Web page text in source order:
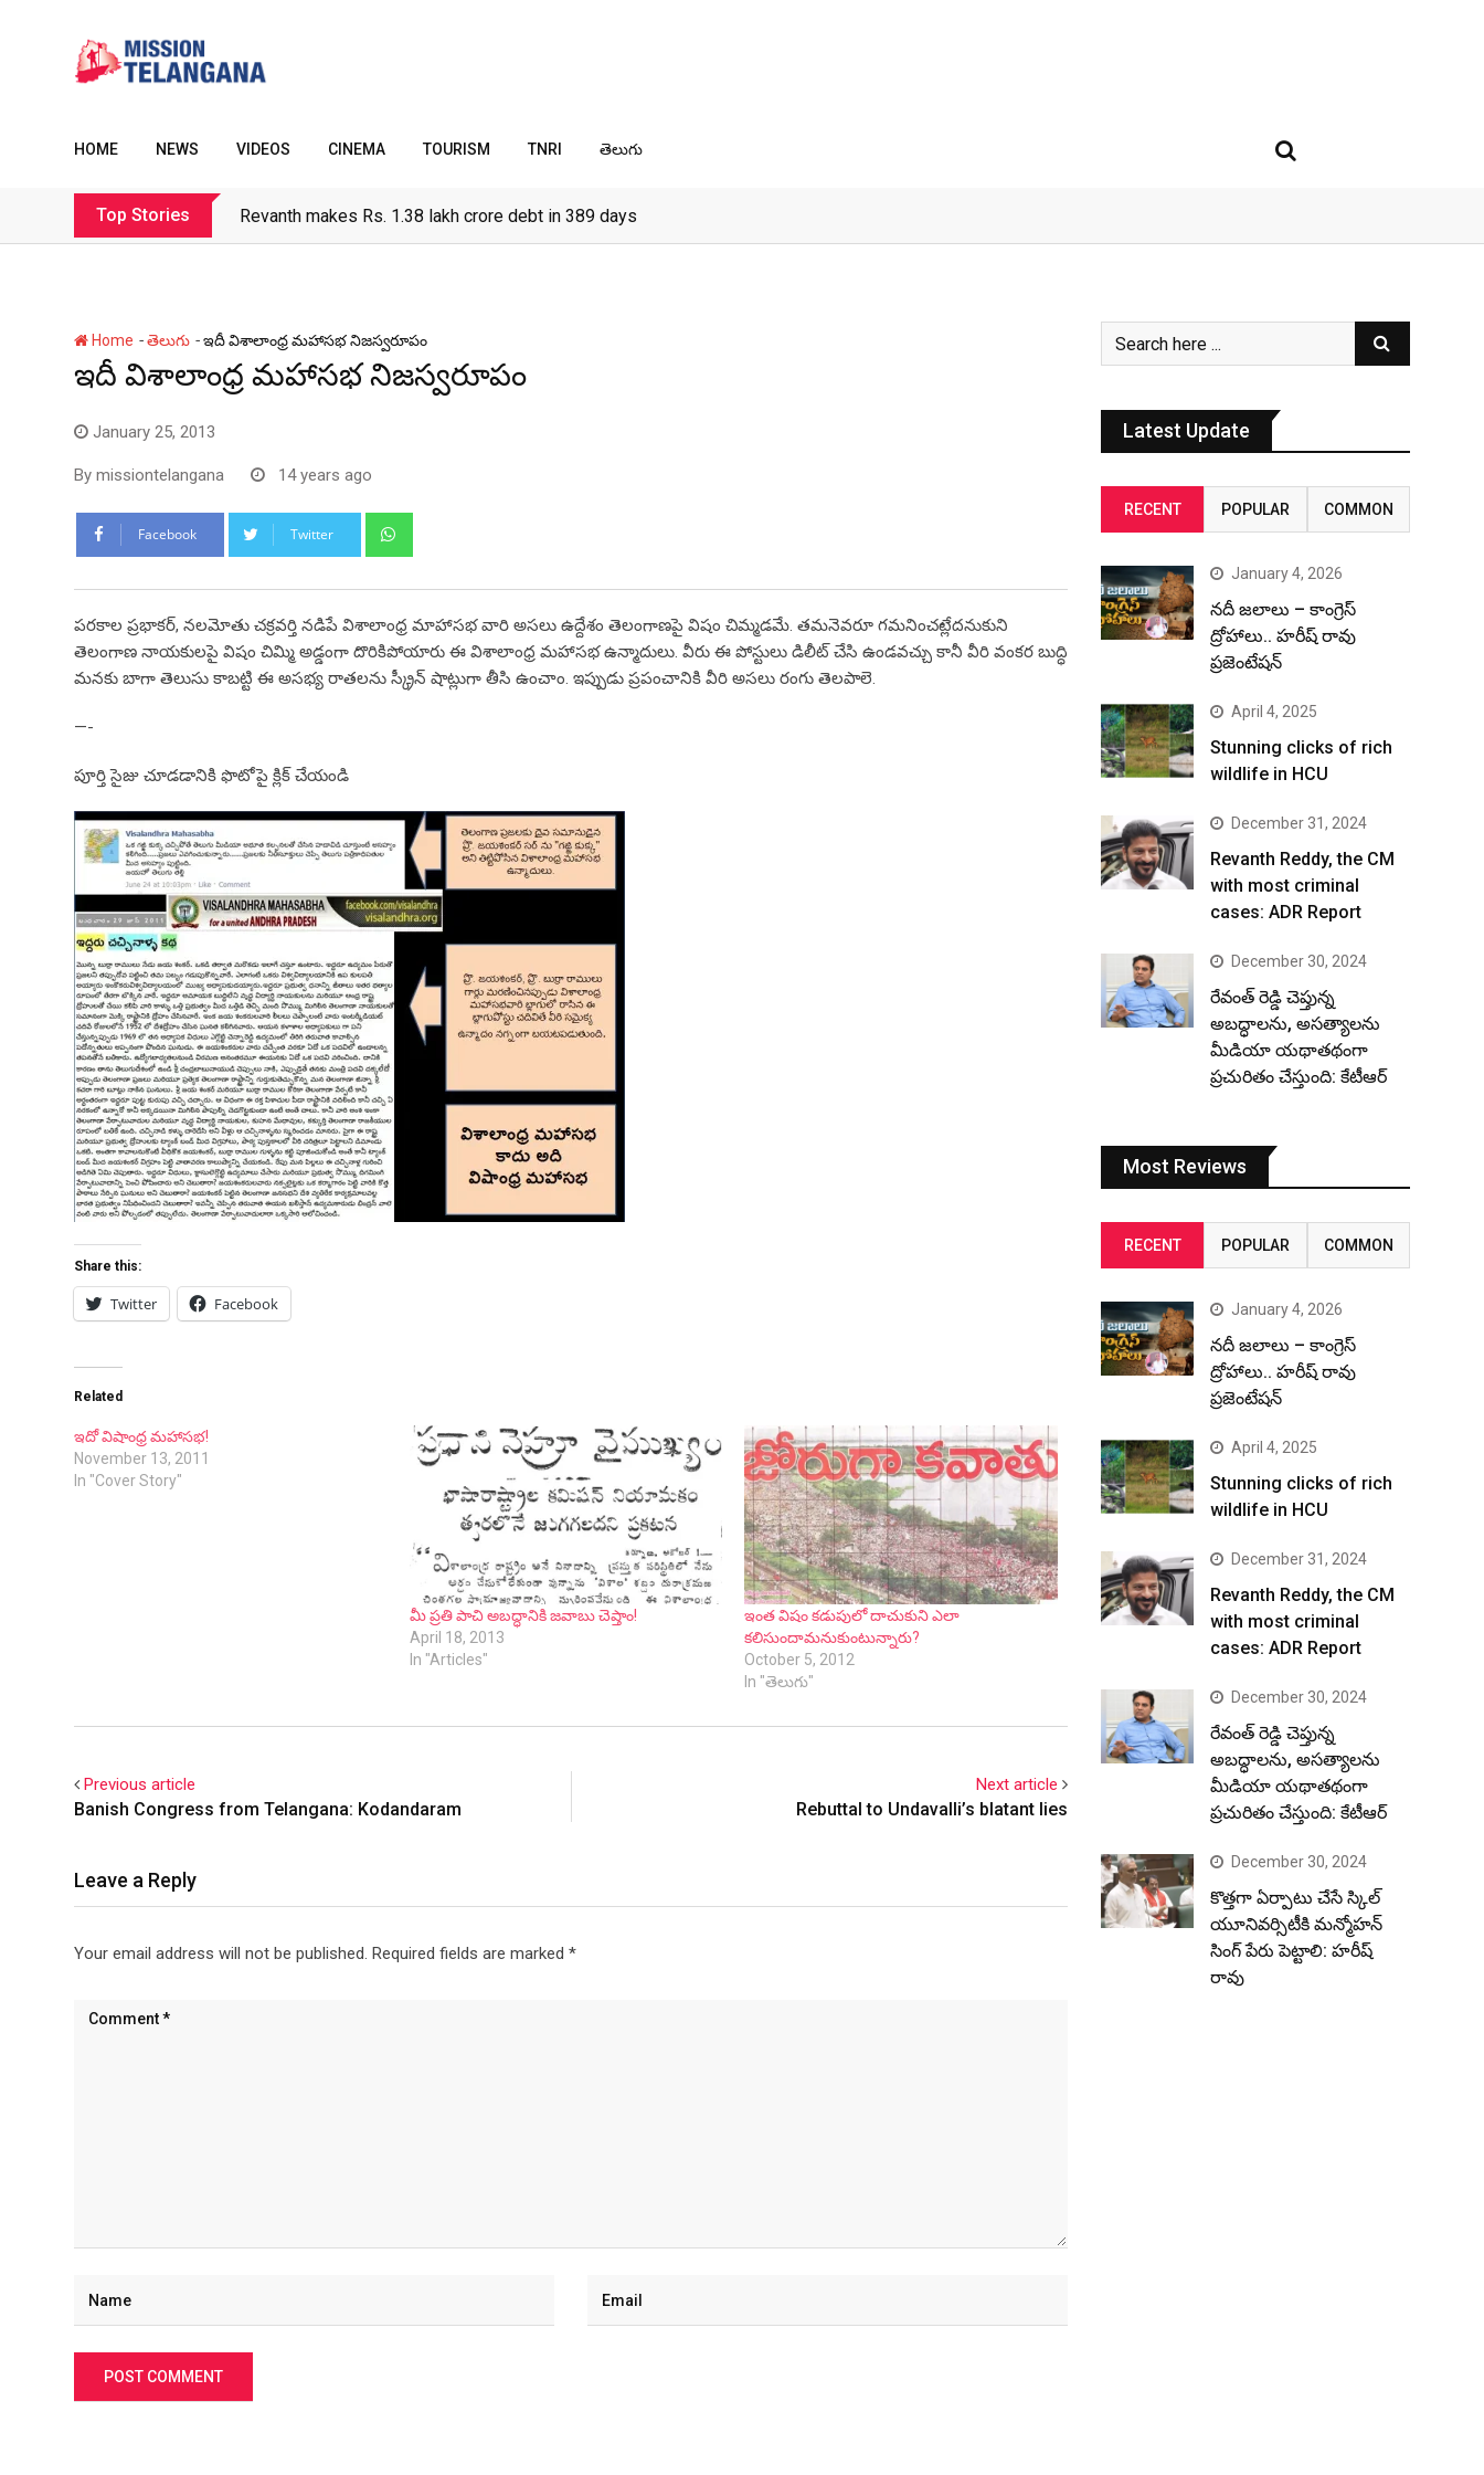
HOME NEWS VIDEOS CINEMA TOURISM TNRI తెలుగు
Top Stories Revanth makes Rs. 1.38 lakh crore debt in 389 days
Home -తెలుగు -ఇదీ విశాలాంధ్ర మహాసభ నిజస్వరూపం
ఇదీ విశాలాంధ్ర మహాసభ నిజస్వరూపం
January 25, 2013
By missiontelangana 14 years ago
Facebook Twitter
పరకాల ప్రభాకర్, నలమోతు చక్రవర్తి నడిపే విశాలాంధ్ర మాహాసభ వారి అసలు ఉద్దేశం తెలంగాణపై విషం చిమ్మడమే. తమనెవరూ గమనించట్లేదనుకుని
తెలంగాణ నాయకులపై విషం చిమ్మి అడ్డంగా దొరికిపోయారు ఈ విశాలాంధ్ర మహాసభ ఉన్మాదులు. వీరు ఈ పోస్టులు డిలీట్ చేసి ఉండవచ్చు కానీ వీరి వంకర బుద్ధి
మనకు బాగా తెలుసు కాబట్టి ఈ అసభ్య రాతలను స్క్రీన్ షాట్లుగా తీసి ఉంచాం. ఇప్పుడు ప్రపంచానికి వీరి అసలు రంగు తెలపాలె.
—-
పూర్తి సైజు చూడడానికి ఫొటోపై క్లిక్ చేయండి
Share this:
Twitter Facebook
Related
ఇదో విషాంధ్ర మహాసభ!
November 13, 2011
In "Cover Story"
మీ ప్రతి పాచి అబద్ధానికి జవాబు చెప్తాం!
April 18, 2013
In "Articles"
ఇంత విషం కడుపులో దాచుకుని ఎలా
కలిసుందామనుకుంటున్నారు?
October 5, 2012
In "తెలుగు"
Previous article
Banish Congress from Telangana: Kodandaram
Next article
Rebuttal to Undavalli’s blatant lies
Leave a Reply
Your email address will not be published. Required fields are marked *
Latest Update
RECENT POPULAR COMMON
January 4, 2026
నదీ జలాలు – కాంగ్రెస్
ద్రోహాలు.. హరీష్ రావు
ప్రజెంటేషన్
April 4, 2025
Stunning clicks of rich
wildlife in HCU
December 31, 2024
Revanth Reddy, the CM
with most criminal
cases: ADR Report
December 30, 2024
రేవంత్ రెడ్డి చెప్తున్న
అబద్ధాలను, అసత్యాలను
మీడియా యథాతథంగా
ప్రచురితం చేస్తుంది: కేటీఆర్
Most Reviews
RECENT POPULAR COMMON
January 4, 2026
నదీ జలాలు – కాంగ్రెస్
ద్రోహాలు.. హరీష్ రావు
ప్రజెంటేషన్
April 4, 2025
Stunning clicks of rich
wildlife in HCU
December 31, 2024
Revanth Reddy, the CM
with most criminal
cases: ADR Report
December 30, 2024
రేవంత్ రెడ్డి చెప్తున్న
అబద్ధాలను, అసత్యాలను
మీడియా యథాతథంగా
ప్రచురితం చేస్తుంది: కేటీఆర్
December 30, 2024
కొత్తగా ఏర్పాటు చేసే స్కిల్
యూనివర్సిటీకి మన్మోహన్
సింగ్ పేరు పెట్టాలి: హరీష్
రావు